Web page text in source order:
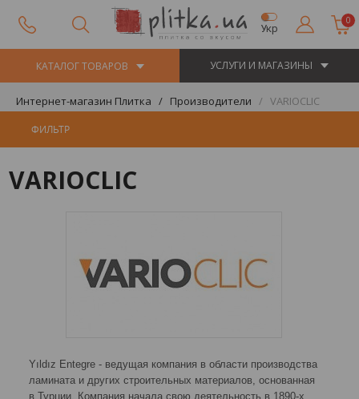
Укр
0
КАТАЛОГ ТОВАРОВ УСЛУГИ И МАГАЗИНЫ
Интернет-магазин Плитка Производители VARIOCLIC
ФИЛЬТР
VARIOCLIC
Yıldız Entegre - ведущая компания в области производства
ламината и других строительных материалов, основанная
в Турции. Компания начала свою деятельность в 1890-х